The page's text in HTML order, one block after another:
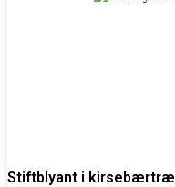
Stiftblyant i kirsebærtræ